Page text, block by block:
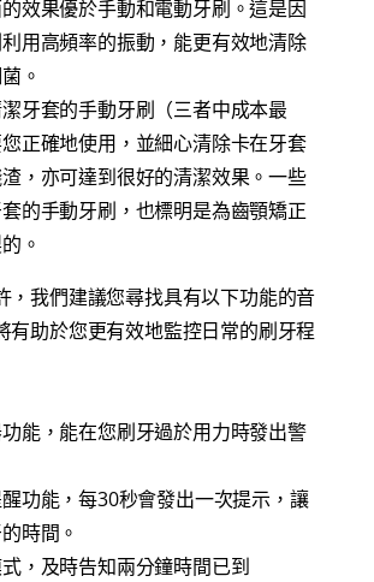
效果優於手動和電動牙刷。這是因
用高頻率的振動，能更有效地清除
。
牙套的手動牙刷（三者中成本最
正確地使用，並細心清除卡在牙套
，亦可達到很好的清潔效果。一些
的手動牙刷，也標明是為齒顎矯正
。
，我們建議您尋找具有以下功能的音
有助於您更有效地監控日常的刷牙程
能，能在您刷牙過於用力時發出警
功能，每30秒會發出一次提示，讓
時間。
，及時告知兩分鐘時間已到